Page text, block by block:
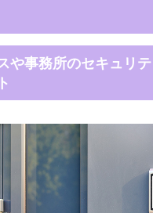
や事務所のセキュリ